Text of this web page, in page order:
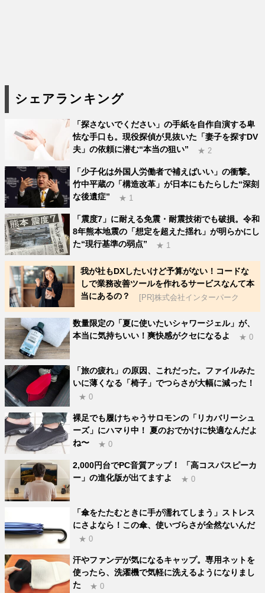
シェアランキング
「探さないでください」の手紙を自作自演する卑
怯な手口も。現役探偵が見抜いた「妻子を探すDV
夫」の依頼に潜む“本当の狙い”
★ 2
「少子化は外国人労働者で補えばいい」の衝撃。
竹中平蔵の「構造改革」が日本にもたらした“深刻
な後遺症”
★ 1
「震度7」に耐える免震・耐震技術でも破損。令和
8年熊本地震の「想定を超えた揺れ」が明らかにし
た“現行基準の弱点”
★ 1
我が社もDXしたいけど予算がない！コードな
しで業務改善ツールを作れるサービスなんて本
当にあるの？
[PR]株式会社インターパーク
数量限定の「夏に使いたいシャワージェル」が、
本当に気持ちいい！爽快感がクセになるよ
★ 0
「旅の疲れ」の原因、これだった。ファイルみた
いに薄くなる「椅子」でつらさが大幅に減った！
★ 0
裸足でも履けちゃうサロモンの「リカバリーシュ
ーズ」にハマり中！ 夏のおでかけに快適なんだよ
ね〜
★ 0
2,000円台でPC音質アップ！ 「高コスパスピーカ
ー」の進化版が出てますよ
★ 0
「傘をたたむときに手が濡れてしまう」ストレス
にさよなら！この傘、使いづらさが全然ないんだ
★ 0
汗やファンデが気になるキャップ。専用ネットを
使ったら、洗濯機で気軽に洗えるようになりまし
た
★ 0